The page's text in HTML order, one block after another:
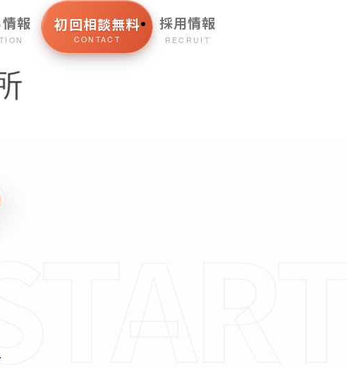
報 初回相談無料
CONTACT
採用情報
RECRUIT